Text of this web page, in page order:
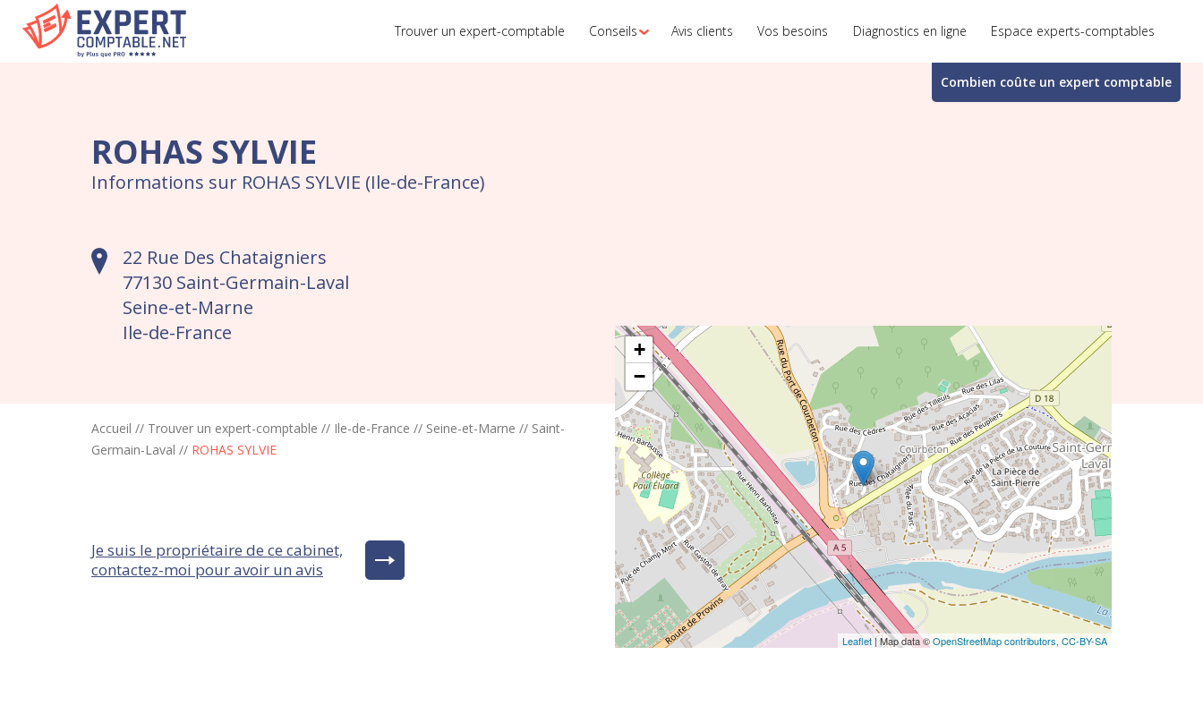
Trouver un expert-comptable Conseils Avis clients Vos besoins Diagnostics en ligne Espace experts-comptables
Combien coûte un expert comptable
ROHAS SYLVIE
Informations sur ROHAS SYLVIE (Ile-de-France)
22 Rue Des Chataigniers
77130 Saint-Germain-Laval
Seine-et-Marne
Ile-de-France
+
−
Leaflet| Map data ©OpenStreetMap contributors, CC-BY-SA
Accueil // Trouver un expert-comptable // Ile-de-France // Seine-et-Marne // Saint-
Germain-Laval // ROHAS SYLVIE
Je suis le propriétaire de ce cabinet,
contactez-moi pour avoir un avis